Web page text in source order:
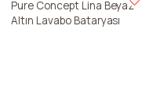
Pure Concept Lina Beyaz
Altın Lavabo Bataryası